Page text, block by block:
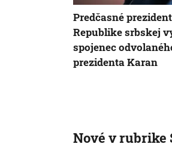
Predčasné
Republike srbskej
spojenec
prezidenta Karan
Nové v rubrike